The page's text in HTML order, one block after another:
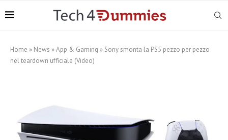
Home » News »App & Gaming » Sony smonta la PS5 pezzo per pezzo
nel teardown ufficiale (Video)